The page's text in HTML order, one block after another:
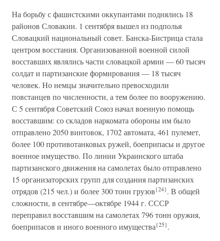
На борьбу с фашистскими оккупантами поднялись 18
районов Словакии. 1 сентября вышел из подполья
Словацкий национальный совет. Банска-Бистрица стала
центром восстания. Организованной военной силой
восставших являлись части словацкой армии — 60 тысяч
солдат и партизанские формирования — 18 тысяч
человек. Но немцы значительно превосходили
повстанцев по численности, а тем более по вооружению.
С 5 сентября Советский Союз начал военную помощь
восставшим: со складов наркомата обороны им было
отправлено 2050 винтовок, 1702 автомата, 461 пулемет,
более 100 противотанковых ружей, боеприпасы и другое
военное имущество. По линии Украинского штаба
партизанского движения на самолетах было отправлено
15 организаторских групп для создания партизанских
отрядов (215 чел.) и более 300 тонн грузов{24}. В общей
сложности, в сентябре—октябре 1944 г. СССР
переправил восставшим на самолетах 796 тонн оружия,
боеприпасов и иного военного имущества{25}.